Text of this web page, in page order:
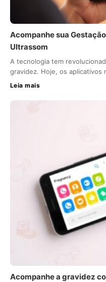
Acompanhe sua
Ultrassom
A tecnologia tem
gravidez. Hoje, os
Leia mais
Acompanhe a gravidez